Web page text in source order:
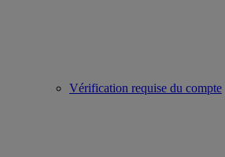
Vérification requise du compte